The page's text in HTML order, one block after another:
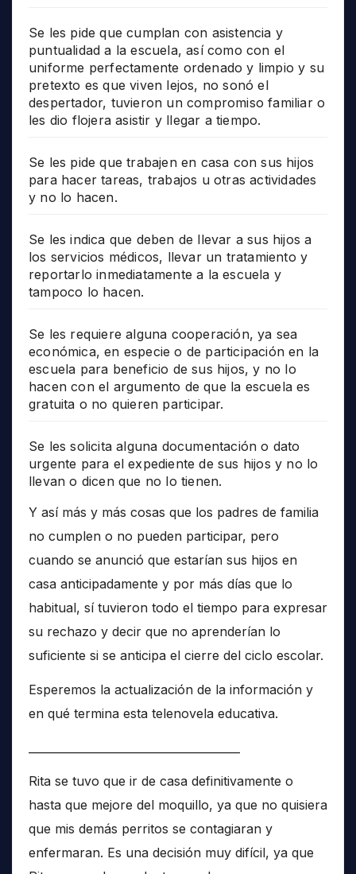
Se les pide que cumplan con asistencia y
puntualidad a la escuela, así como con el
uniforme perfectamente ordenado y limpio y su
pretexto es que viven lejos, no sonó el
despertador, tuvieron un compromiso familiar o
les dio flojera asistir y llegar a tiempo.
Se les pide que trabajen en casa con sus hijos
para hacer tareas, trabajos u otras actividades
y no lo hacen.
Se les indica que deben de llevar a sus hijos a
los servicios médicos, llevar un tratamiento y
reportarlo inmediatamente a la escuela y
tampoco lo hacen.
Se les requiere alguna cooperación, ya sea
económica, en especie o de participación en la
escuela para beneficio de sus hijos, y no lo
hacen con el argumento de que la escuela es
gratuita o no quieren participar.
Se les solicita alguna documentación o dato
urgente para el expediente de sus hijos y no lo
llevan o dicen que no lo tienen.
Y así más y más cosas que los padres de familia
no cumplen o no pueden participar, pero
cuando se anunció que estarían sus hijos en
casa anticipadamente y por más días que lo
habitual, sí tuvieron todo el tiempo para expresar
su rechazo y decir que no aprenderían lo
suficiente si se anticipa el cierre del ciclo escolar.
Esperemos la actualización de la información y
en qué termina esta telenovela educativa.
Rita se tuvo que ir de casa definitivamente o
hasta que mejore del moquillo, ya que no quisiera
que mis demás perritos se contagiaran y
enfermaran. Es una decisión muy difícil, ya que